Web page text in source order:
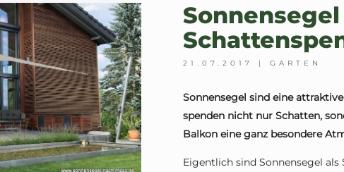
21.07.2017 |GARTEN
Sonnensegel sind eine
spenden nicht nur Schatten,
Balkon eine ganz besondere
Eigentlich sind Sonnensegel